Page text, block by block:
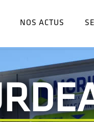
NOS ACTUS